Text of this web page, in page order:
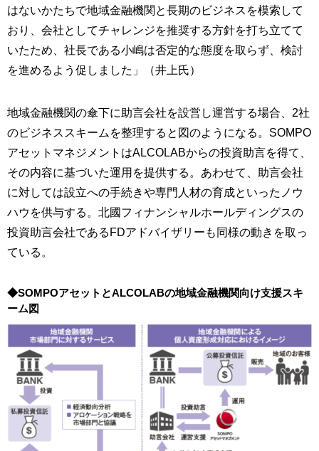
はないかたちで地域金融機関と長期のビジネスを模索して
おり、会社としてチャレンジを推奨する方針を打ち立てて
いたため、社長である小嶋は否定的な態度を取らず、検討
を進めるよう促しました」（井上氏）
地域金融機関の傘下に助言会社を設営し運営する場合、2社
のビジネススキームを整理すると図のようになる。SOMPO
アセットマネジメントはALCOLABからの投資助言を得て、
その内容に基づいた運用を提供する。あわせて、助言会社
に対しては設立への手続きや専門人材の育成といったノウ
ハウを供与する。北國フィナンシャルホールディングスの
投資助言会社であるFDアドバイザリーも同様の動きを取っ
ている。
◆SOMPOアセットとALCOLABの地域金融機関向け支援スキ
ーム図